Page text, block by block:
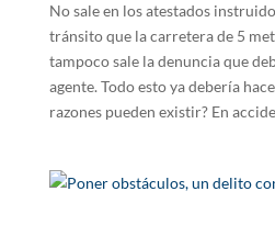
No sale en los atestados
tránsito que la carretera de 5
tampoco sale la denuncia que
agente. Todo esto ya debería
razones pueden existir? En